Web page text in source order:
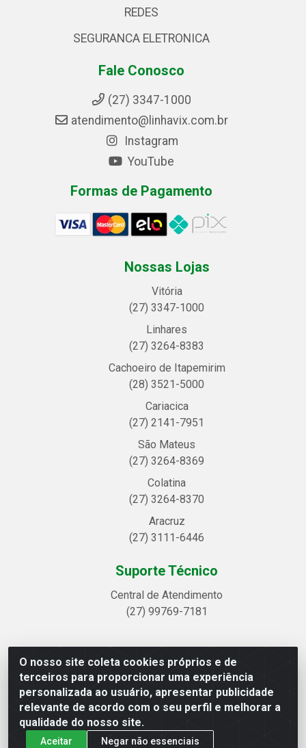
O nosso site coleta cookies próprios e de
terceiros para proporcionar uma experiência
personalizada ao usuário, apresentar publicidade
relevante de acordo com o seu perfil e melhorar a
qualidade do nosso site.
Aceitar Negar não essenciais
REDES
SEGURANCA ELETRONICA
Fale Conosco
(27) 3347-1000
atendimento@linhavix.com.br
Instagram
YouTube
Formas de Pagamento
Nossas Lojas
Vitória
(27) 3347-1000
Linhares
(27) 3264-8383
Cachoeiro de Itapemirim
(28) 3521-5000
Cariacica
(27) 2141-7951
São Mateus
(27) 3264-8369
Colatina
(27) 3264-8370
Aracruz
(27) 3111-6446
Suporte Técnico
Central de Atendimento
(27) 99769-7181
Linhavix Distribuidora LTDA - Avenida Alegre, 2521 -
Quadra314 Lote 05 e 07 - Shell, Linhares/ES - CEP
29.901-605 - CNPJ 20.857.514/0001-75